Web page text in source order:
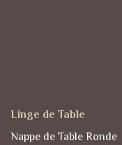
Linge de Table
Nappe de Table Ronde